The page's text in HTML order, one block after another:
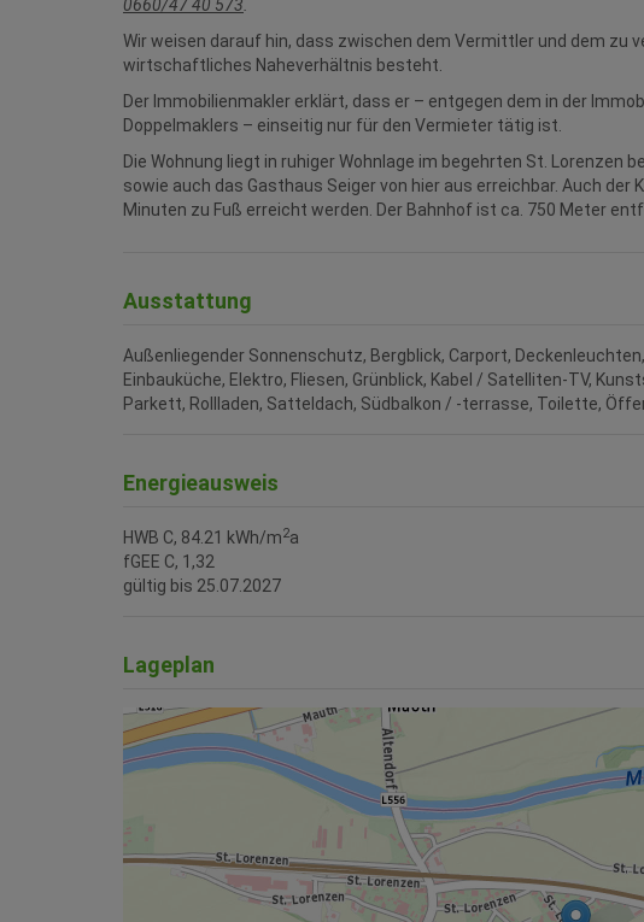
0660/47 40 573.
Wir weisen darauf hin, dass zwischen dem Vermittler und dem zu
wirtschaftliches Naheverhältnis besteht.
Der Immobilienmakler erklärt, dass er – entgegen dem in der
Doppelmaklers – einseitig nur für den Vermieter tätig ist.
Die Wohnung liegt in ruhiger Wohnlage im begehrten St. Lorenzen
sowie auch das Gasthaus Seiger von hier aus erreichbar. Auch der
Minuten zu Fuß erreicht werden. Der Bahnhof ist ca. 750 Meter
Ausstattung
Außenliegender Sonnenschutz Bergblick Carport Deckenleuchten
Einbauküche Elektro Fliesen Grünblick Kabel / Satelliten-TV
Parkett Rollladen Satteldach Südbalkon / -terrasse Toilette
Energieausweis
HWB C, 84.21 kWh/m2a
fGEE C, 1,32
gültig bis 25.07.2027
Lageplan